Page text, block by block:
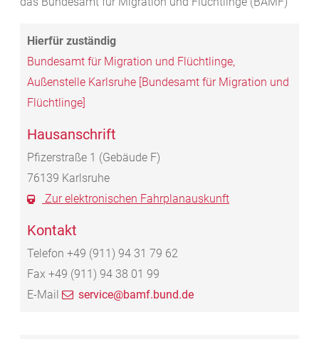
Bundesamt für Migration und Flüchtlinge,
Außenstelle Karlsruhe [Bundesamt für Migration und
Flüchtlinge]
Hausanschrift
Pfizerstraße 1 (Gebäude F)
76139 Karlsruhe
Zur elektronischen Fahrplanauskunft
Kontakt
Telefon +49 (911) 94 31 79 62
Fax +49 (911) 94 38 01 99
E-Mail
service@bamf.bund.de